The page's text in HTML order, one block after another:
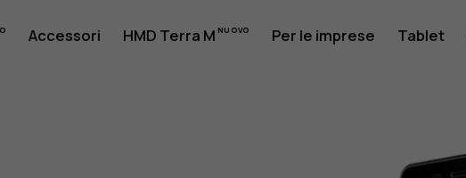
Accessori HMD Terra M Per le imprese Tablet